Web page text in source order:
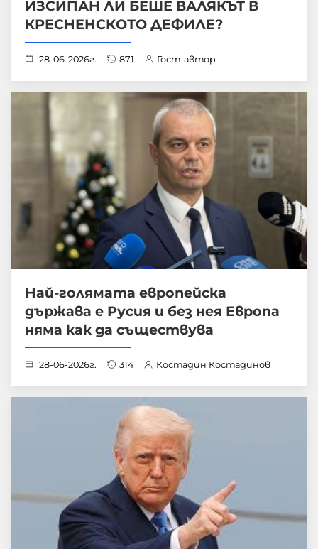
ИЗСИПАН ЛИ БЕШЕ ВАЛЯКЪТ В
КРЕСНЕНСКОТО ДЕФИЛЕ?
28-06-2026г. 871 Гост-автор
Най-голямата европейска
държава е Русия и без нея Европа
няма как да съществува
28-06-2026г. 314 Костадин Костадинов